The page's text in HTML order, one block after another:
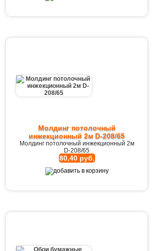
Молдинг потолочный
инжекционный 2м D-208/65
Молдинг потолочный инжекционный 2м
D-208/65
80,40 руб.